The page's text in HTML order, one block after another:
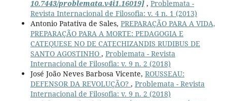
10.7443/problemata.v4i1.16019], Problemata -
Revista Internacional de Filosofia: v. 4 n. 1 (2013)
Antonio Patativa de Sales, PREPARAÇÃO PARA A VIDA,
PREPARAÇÃO PARA A MORTE: PEDAGOGIA E
CATEQUESE NO DE CATECHIZANDIS RUDIBUS DE
SANTO AGOSTINHO , Problemata - Revista
Internacional de Filosofia: v. 9 n. 2 (2018)
José João Neves Barbosa Vicente, ROUSSEAU:
DEFENSOR DA REVOLUÇÃO? , Problemata - Revista
Internacional de Filosofia: v. 9 n. 2 (2018)